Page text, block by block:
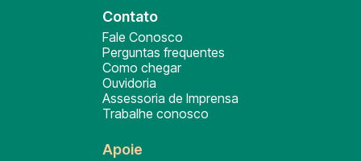
Contato
Fale Conosco
Perguntas frequentes
Como chegar
Ouvidoria
Assessoria de Imprensa
Trabalhe conosco
Apoie